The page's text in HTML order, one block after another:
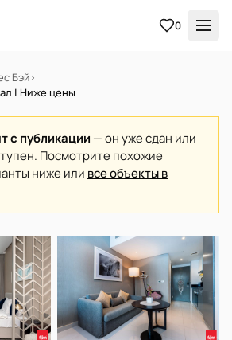
0
Бэй›
| Ниже цены
с публикации — он уже сдан или
Посмотрите похожие
ниже или все объекты в
заселению